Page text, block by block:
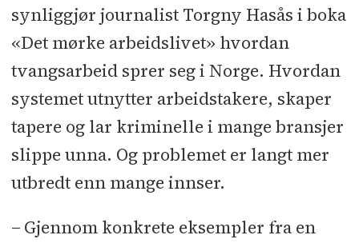
synliggjør journalist Torgny Hasås i boka
«Det mørke arbeidslivet» hvordan
tvangsarbeid sprer seg i Norge. Hvordan
systemet utnytter arbeidstakere, skaper
tapere og lar kriminelle i mange bransjer
slippe unna. Og problemet er langt mer
utbredt enn mange innser.
− Gjennom konkrete eksempler fra en